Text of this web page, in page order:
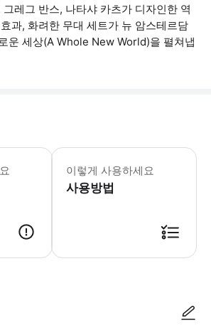
레그 반스, 나타샤 카츠가 디자인한 역
과, 화려한 무대 세트가 뉴 암스테르담
운 세상(A Whole New World)을 펼쳐냅
어린이 규정 - 6세 미만 어린이는 공
이렇게 사용하세요
사용방법